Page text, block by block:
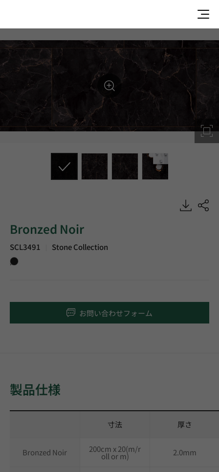
Bronzed Noir, Stone, Heterogeneous Sheet, HFLOR
Bronzed Noir
SCL3491 Stone Collection
黒
お問い合わせフォーム
製品仕様
寸法 厚さ
Bronzed Noir 200cm x 20(m/r
oll or m) 2.0mm